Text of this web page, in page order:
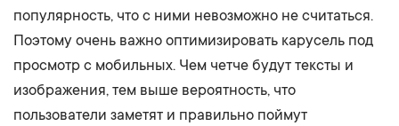
популярность, что с ними невозможно не считаться.
Поэтому очень важно оптимизировать карусель под
просмотр с мобильных. Чем четче будут тексты и
изображения, тем выше вероятность, что
пользователи заметят и правильно поймут